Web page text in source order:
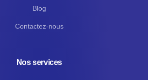
Blog
Contactez-nous
Nos services